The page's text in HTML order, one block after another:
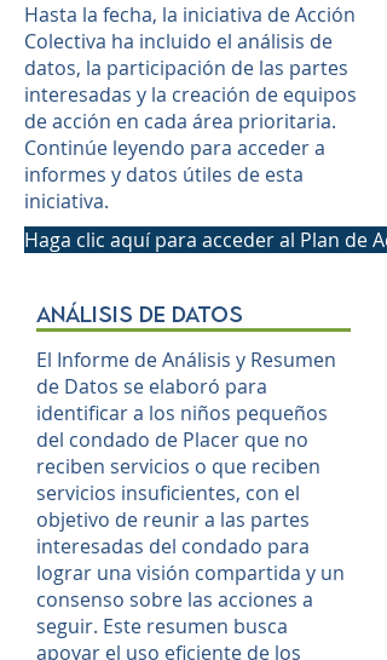
Hasta la fecha, la iniciativa de Acción
Colectiva ha incluido el análisis de
datos, la participación de las partes
interesadas y la creación de equipos
de acción en cada área prioritaria.
Continúe leyendo para acceder a
informes y datos útiles de esta
iniciativa.
Haga clic aquí para acceder al Plan de
análisis de datos
El Informe de Análisis y Resumen
de Datos se elaboró para
identificar a los niños pequeños
del condado de Placer que no
reciben servicios o que reciben
servicios insuficientes, con el
objetivo de reunir a las partes
interesadas del condado para
lograr una visión compartida y un
consenso sobre las acciones a
seguir. Este resumen busca
apoyar el uso eficiente de los